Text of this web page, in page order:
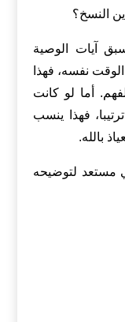
النسخ؟
آيات الوصية
نفسه، فهذا
أما لو كانت
فهذا ينسب
بالله.
مستعد لتوضيحه